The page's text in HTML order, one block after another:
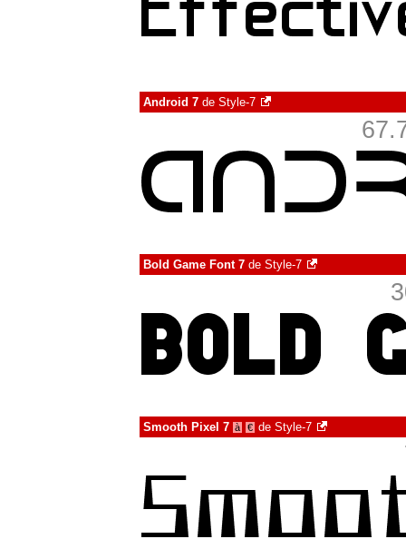
Android 7 de Style-7
Bold Game Font 7 de Style-7
Smooth Pixel 7 à € de Style-7